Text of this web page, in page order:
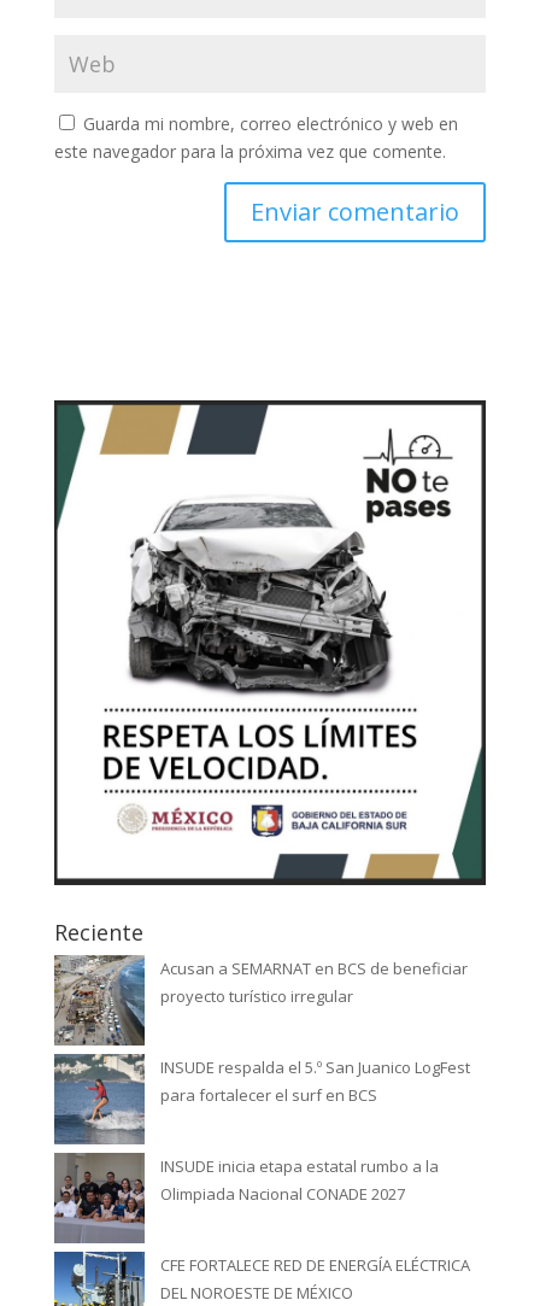
Guarda mi nombre, correo electrónico y web en
este navegador para la próxima vez que comente.
Reciente
Acusan a SEMARNAT en BCS de beneficiar
proyecto turístico irregular
INSUDE respalda el 5.º San Juanico LogFest
para fortalecer el surf en BCS
INSUDE inicia etapa estatal rumbo a la
Olimpiada Nacional CONADE 2027
CFE FORTALECE RED DE ENERGÍA ELÉCTRICA
DEL NOROESTE DE MÉXICO